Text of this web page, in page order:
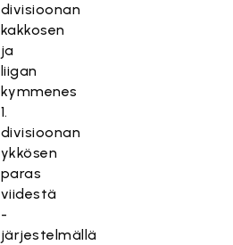
divisioonan
kakkosen
ja
liigan
kymmenes
1.
divisioonan
ykkösen
paras
viidestä
-
järjestelmällä